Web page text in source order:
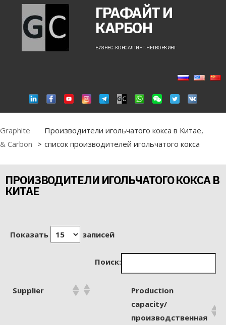
ГРАФАЙТ И
КАРБОН
БИЗНЕС-КОНСАЛТИНГ-НЕТВОРКИНГ
Graphite
& Carbon >
Производители игольчатого кокса в Китае,
список производителей игольчатого кокса
ПРОИЗВОДИТЕЛИ ИГОЛЬЧАТОГО КОКСА В
КИТАЕ
Показать записей
Поиск:
Supplier
Production
capacity/
производственная